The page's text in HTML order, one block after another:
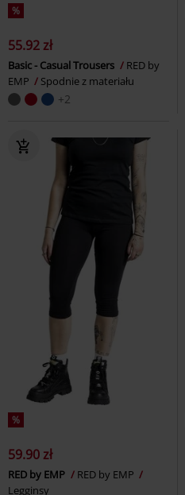
%
55.92 zł
Basic - Casual Trousers
RED by
EMP
Spodnie z materiału
+2
%
59.90 zł
RED by EMP
RED by EMP
Legginsy